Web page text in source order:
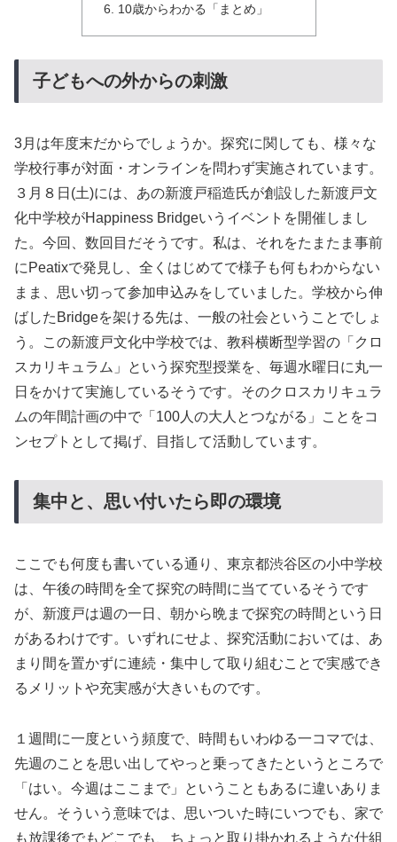
10歳からわかる「まとめ」
子どもへの外からの刺激
3月は年度末だからでしょうか。探究に関しても、様々な
学校行事が対面・オンラインを問わず実施されています。
３月８日(土)には、あの新渡戸稲造氏が創設した新渡戸文
化中学校がHappiness Bridgeいうイベントを開催しまし
た。今回、数回目だそうです。私は、それをたまたま事前
にPeatixで発見し、全くはじめてで様子も何もわからない
まま、思い切って参加申込みをしていました。学校から伸
ばしたBridgeを架ける先は、一般の社会ということでしょ
う。この新渡戸文化中学校では、教科横断型学習の「クロ
スカリキュラム」という探究型授業を、毎週水曜日に丸一
日をかけて実施しているそうです。そのクロスカリキュラ
ムの年間計画の中で「100人の大人とつながる」ことをコ
ンセプトとして掲げ、目指して活動しています。
集中と、思い付いたら即の環境
ここでも何度も書いている通り、東京都渋谷区の小中学校
は、午後の時間を全て探究の時間に当てているそうです
が、新渡戸は週の一日、朝から晩まで探究の時間という日
があるわけです。いずれにせよ、探究活動においては、あ
まり間を置かずに連続・集中して取り組むことで実感でき
るメリットや充実感が大きいものです。
１週間に一度という頻度で、時間もいわゆる一コマでは、
先週のことを思い出してやっと乗ってきたというところで
「はい。今週はここまで」ということもあるに違いありま
せん。そういう意味では、思いついた時にいつでも、家で
も放課後でもどこでも、ちょっと取り掛かれるような仕組